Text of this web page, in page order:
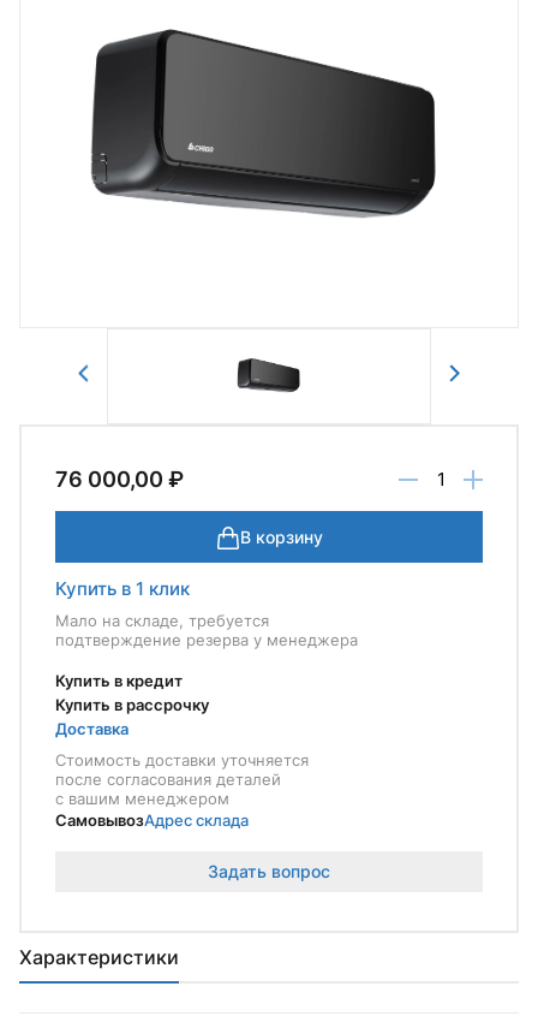
Характеристики
76 000,00 ₽
В корзину
Купить в 1 клик
Мало на складе, требуется
подтверждение резерва у менеджера
Купить в кредит
Купить в рассрочку
Доставка
Стоимость доставки уточняется
после согласования деталей
с вашим менеджером
СамовывозАдрес склада
Задать вопрос
Комментарий
Для оформления заказа необходимо
войти в личный кабинет.